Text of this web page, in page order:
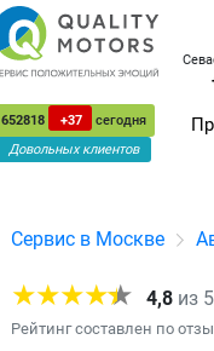
652818 +37
сегодня
Довольных клиентов
Сервис в Москве
4,8 из 5
Рейтинг составлен по